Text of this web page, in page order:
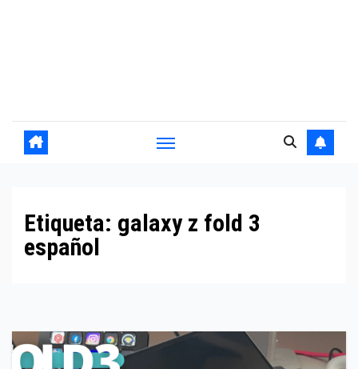
Etiqueta: galaxy z fold 3
español